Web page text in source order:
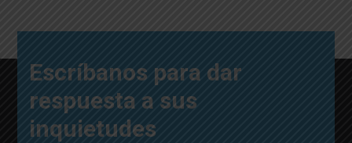
Escríbanos para dar
respuesta a sus
inquietudes